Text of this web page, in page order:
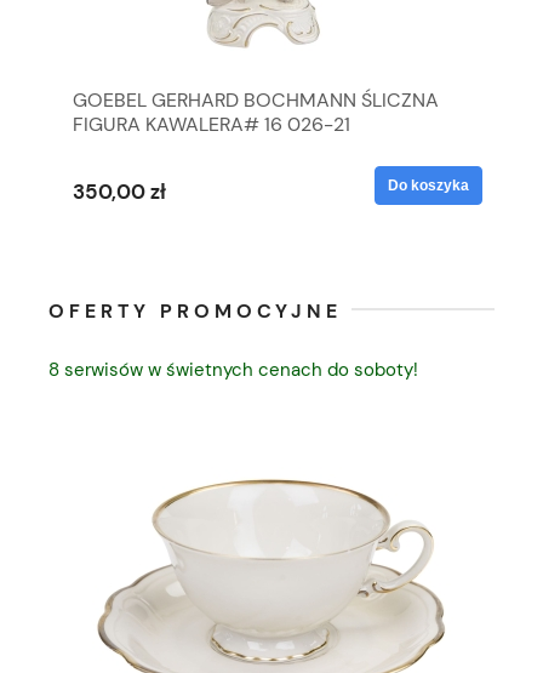
GOEBEL GERHARD BOCHMANN ŚLICZNA
FIGURA KAWALERA# 16 026-21
350,00 zł Do koszyka
OFERTY PROMOCYJNE
8 serwisów w świetnych cenach do soboty!